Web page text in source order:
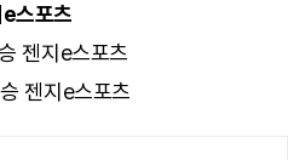
스포츠
젠지e스포츠
젠지e스포츠